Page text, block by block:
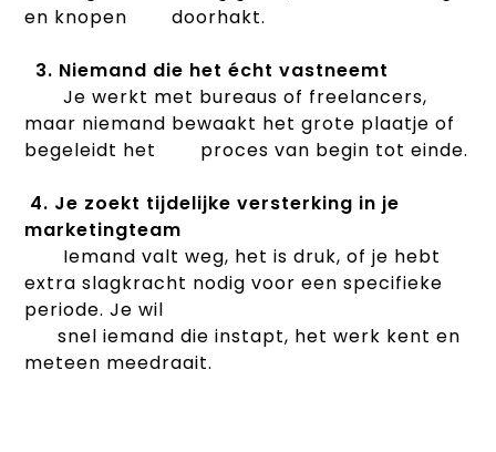
en knopen doorhakt.
3. Niemand die het écht vastneemt
Je werkt met bureaus of freelancers,
maar niemand bewaakt het grote plaatje of
begeleidt het proces van begin tot einde.
4. Je zoekt tijdelijke versterking in je
marketingteam
Iemand valt weg, het is druk, of je hebt
extra slagkracht nodig voor een specifieke
periode. Je wil
snel iemand die instapt, het werk kent en
meteen meedraait.